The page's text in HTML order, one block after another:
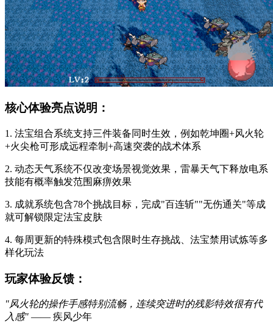
核心体验亮点说明：
1. 法宝组合系统支持三件装备同时生效，例如乾坤圈+风火轮
+火尖枪可形成远程牵制+高速突袭的战术体系
2. 动态天气系统不仅改变场景视觉效果，雷暴天气下释放电系
技能有概率触发范围麻痹效果
3. 成就系统包含78个挑战目标，完成"百连斩""无伤通关"等成
就可解锁限定法宝皮肤
4. 每周更新的特殊模式包含限时生存挑战、法宝禁用试炼等多
样化玩法
玩家体验反馈：
"风火轮的操作手感特别流畅，连续突进时的残影特效很有代
入感" —— 疾风少年